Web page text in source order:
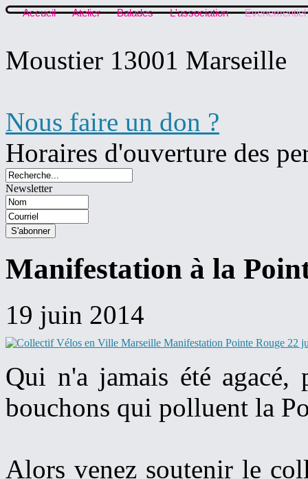
Accueil Atelier Balades L'association Evenementiel
Moustier 13001 Marseille
Nous faire un don ?
Horaires d'ouverture des
Newsletter
Manifestation à la
19 juin 2014
Qui n'a jamais été
bouchons qui polluent la
Alors venez soutenir le